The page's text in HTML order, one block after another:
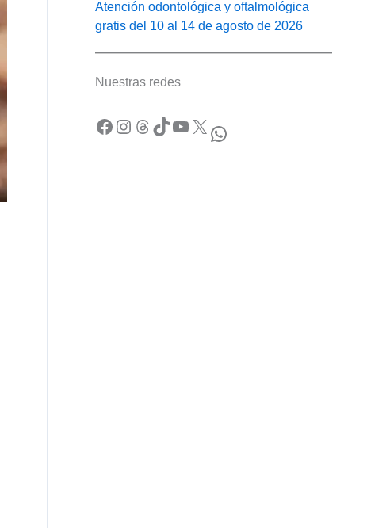
Atención odontológica y oftalmológica
gratis del 10 al 14 de agosto de 2026
Nuestras redes
Facebook Instagram Threads TikTok YouTube X WhatsApp